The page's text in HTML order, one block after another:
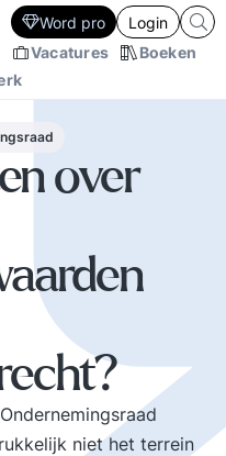
Vacatures
Boeken
Word pro Login
over
niet het terrein